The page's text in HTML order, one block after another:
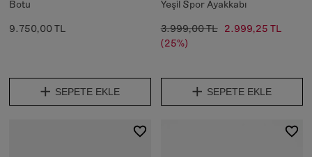
Botu
9.750,00 TL
SEPETE EKLE
Yeşil Spor Ayakkabı
3.999,00 TL
2.999,25 TL
(25%)
SEPETE EKLE